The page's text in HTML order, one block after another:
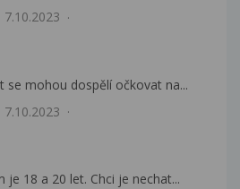
7.10.2023
se mohou dospělí očkovat na...
7.10.2023
18 a 20 let. Chci je nechat...